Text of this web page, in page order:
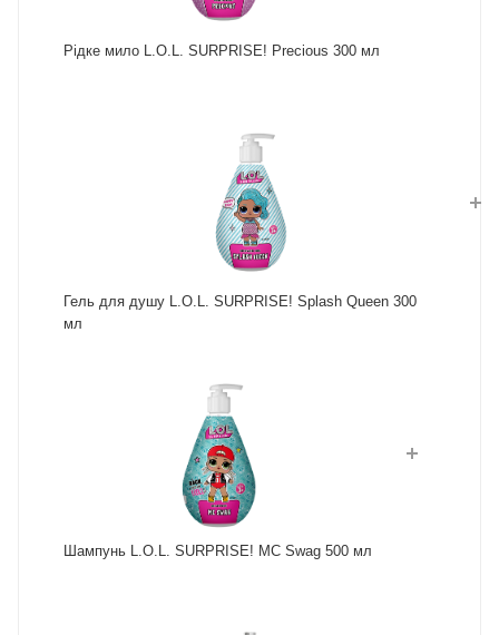
Рідке мило L.O.L. SURPRISE! Precious 300 мл
Гель для душу L.O.L. SURPRISE! Splash Queen 300
мл
Шампунь L.O.L. SURPRISE! MC Swag 500 мл